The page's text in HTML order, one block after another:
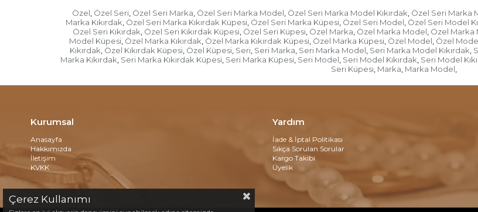
Özel, Özel Seri, Özel Seri Marka, Özel Seri Marka Model, Özel Seri Marka Model Kıkırdak, Özel Seri Marka
Marka Kıkırdak, Özel Seri Marka Kıkırdak Küpesi, Özel Seri Marka Küpesi, Özel Seri Model, Özel Seri Model
Özel Seri Kıkırdak, Özel Seri Kıkırdak Küpesi, Özel Seri Küpesi, Özel Marka, Özel Marka Model, Özel Marka
Model Küpesi, Özel Marka Kıkırdak, Özel Marka Kıkırdak Küpesi, Özel Marka Küpesi, Özel Model, Özel
Kıkırdak, Özel Kıkırdak Küpesi, Özel Küpesi, Seri, Seri Marka, Seri Marka Model, Seri Marka Model Kıkırdak,
Marka Kıkırdak, Seri Marka Kıkırdak Küpesi, Seri Marka Küpesi, Seri Model, Seri Model Kıkırdak, Seri Model
Seri Küpesi, Marka, Marka Model,
Kurumsal
Anasayfa
Hakkımızda
İletişim
KVKK
Yardım
İade & İptal Politikası
Sıkça Sorulan Sorular
Kargo Takibi
Üyelik
Çerez Kullanımı